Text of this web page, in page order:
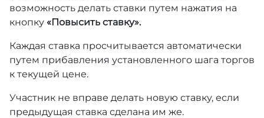
возможность делать ставки путем нажатия на
кнопку «Повысить ставку».
Каждая ставка просчитывается автоматически
путем прибавления установленного шага торгов
к текущей цене.
Участник не вправе делать новую ставку, если
предыдущая ставка сделана им же.